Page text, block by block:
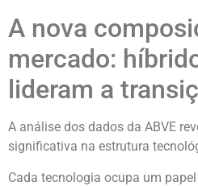
A nova
mercado:
lideram a
A análise dos dados da ABVE
significativa na estrutura
Cada tecnologia ocupa um